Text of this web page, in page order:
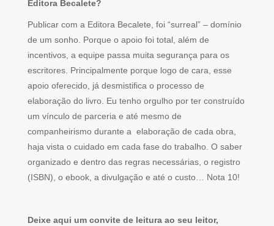
Editora Becalete?
Publicar com a Editora Becalete, foi “surreal” – domínio
de um sonho. Porque o apoio foi total, além de
incentivos, a equipe passa muita segurança para os
escritores. Principalmente porque logo de cara, esse
apoio oferecido, já desmistifica o processo de
elaboração do livro. Eu tenho orgulho por ter construído
um vínculo de parceria e até mesmo de
companheirismo durante a elaboração de cada obra,
haja vista o cuidado em cada fase do trabalho. O saber
organizado e dentro das regras necessárias, o registro
(ISBN), o ebook, a divulgação e até o custo… Nota 10!
Deixe aqui um convite de leitura ao seu leitor,